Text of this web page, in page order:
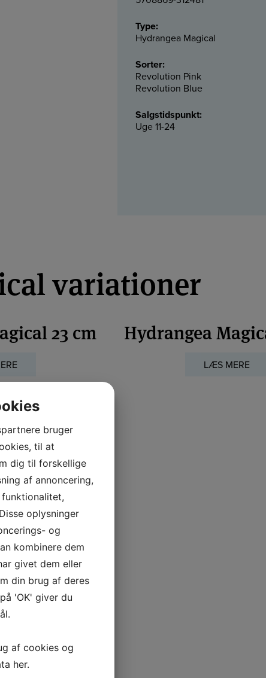
Type:
Hydrangea Magical
Sorter:
Revolution Pink
Revolution Blue
Salgstidspunkt:
Uge 11-24
variationer
23 cm Hydrangea
LÆS MERE
os
bruger
til at
dig til forskellige
af annoncering,
oplysninger
og
kombinere dem
givet dem eller
din brug af deres
'OK' giver du
af cookies og
her.